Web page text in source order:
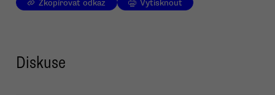
Zkopírovat odkaz Vytisknout
Diskuse